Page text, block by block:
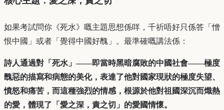
如果考試問你《死水》嘅主題思想係咩，千祈唔好只係答「憎
恨中國」或者「覺得中國好醜」。最準確嘅講法係：
詩人通過對「死水」——即當時黑暗腐敗的中國社會——極度
醜惡的描寫和病態的美化，表達了他對國家現狀的極度失望、
憤怒和痛苦，而這種強烈的情感，根源於他對祖國深沉而熾熱
的愛，體現了「愛之深，責之切」的愛國情懷。